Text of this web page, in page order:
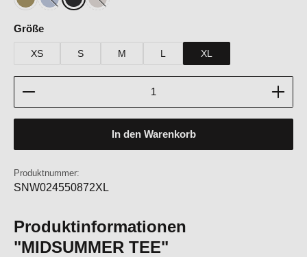
SaharaHeather Blue
(Diese Option ist zurzeit nicht verfügbar.)
Jet BlackWhite Stone Melange
(Diese Option ist zurzeit nicht verfügbar.)
Größeauswählen
XS S M L XL
Produkt Anzahl: Gib den gewünschten Wert ein
In den Warenkorb
Produktnummer:
SNW024550872XL
Produktinformationen
"MIDSUMMER TEE"